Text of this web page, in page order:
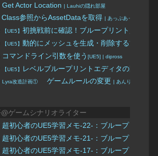
Get Actor Location | Lauhiの隠れ部屋
Class参照からAssetDataを取得 | あっぷあっぷブログ
【UE5】初挑戦前に確認！ブループリント超初心
【UE5】 動的にメッシュを生成・削除する方法
コマンドライン引数を使う[UE5] | dipross
【UE5】 レベルブループリントエディタの開き方
Lyra改造計画① ゲームルールの変更 | あんりあ！
ゲームシナリオライター
超初心者のUE5学習メモ-22-：ブループリント
超初心者のUE5学習メモ-21-：ブループリント
超初心者のUE5学習メモ-17-：ブループリント